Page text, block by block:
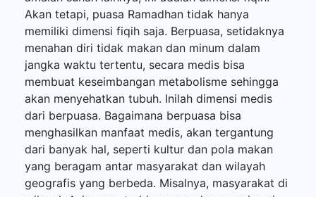
Akan tetapi, puasa Ramadhan tidak hanya
memiliki dimensi fiqih saja. Berpuasa, setidaknya
menahan diri tidak makan dan minum dalam
jangka waktu tertentu, secara medis bisa
membuat keseimbangan metabolisme sehingga
akan menyehatkan tubuh. Inilah dimensi medis
dari berpuasa. Bagaimana berpuasa bisa
menghasilkan manfaat medis, akan tergantung
dari banyak hal, seperti kultur dan pola makan
yang beragam antar masyarakat dan wilayah
geografis yang berbeda. Misalnya, masyarakat di